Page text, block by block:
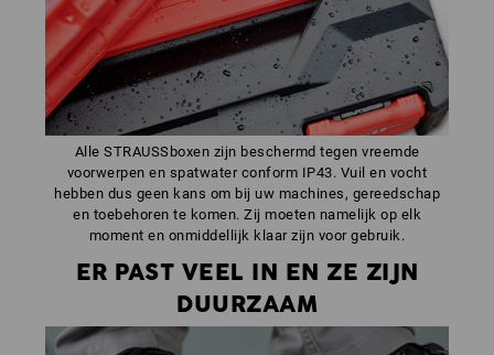
Alle STRAUSSboxen zijn beschermd tegen vreemde
voorwerpen en spatwater conform IP43. Vuil en vocht
hebben dus geen kans om bij uw machines, gereedschap
en toebehoren te komen. Zij moeten namelijk op elk
moment en onmiddellijk klaar zijn voor gebruik.
ER PAST VEEL IN EN ZE ZIJN
DUURZAAM